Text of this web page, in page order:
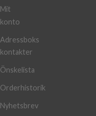
Mit
konto
Adressboks
kontakter
Önskelista
Orderhistorik
Nyhetsbrev